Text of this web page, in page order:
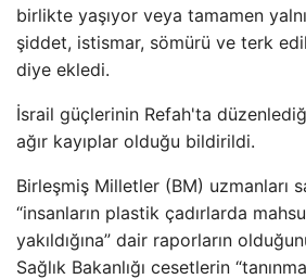
birlikte yaşıyor veya tamamen
şiddet, istismar, sömürü ve terk
diye ekledi.
İsrail güçlerinin Refah'ta
ağır kayıplar olduğu bildirildi.
Birleşmiş Milletler (BM) uzmanları
“insanların plastik çadırlarda
yakıldığına” dair raporların
Sağlık Bakanlığı cesetlerin